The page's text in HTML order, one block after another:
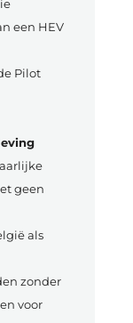
een HEV
Pilot
geen
als
zonder
voor